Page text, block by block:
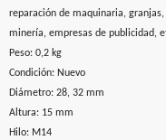
reparación de maquinaria,
minería, empresas de publicidad,
Peso: 0,2 kg
Condición: Nuevo
Diámetro: 28, 32 mm
Altura: 15 mm
Hilo: M14